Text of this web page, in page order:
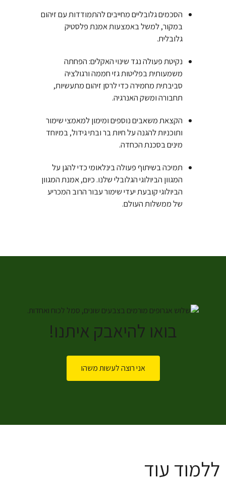
הסכמים גלובליים מחייבים להתמודדות עם זיהום
במקור, למשל באמצעות אמנת פלסטיק
גלובלית.
נקיטת פעולה נגד שינוי האקלים: הפחתה
משמעותית בפליטות גזי חממה ורגולציה
סביבתית מחמירה כדי לרסן זיהום מתעשיות,
תחבורה ומשק האנרגיה.
הקצאת משאבים נוספים ומימון למאמצי שימור
ותוכניות להגנה על חיות בר ובתי גידול, במיוחד
מינים בסכנת הכחדה.
תמיכה בשיתוף פעולה בינלאומי כדי להגן על
המגוון הביולוגי הגלובלי שלנו. כיום, אמנת המגוון
הביולוגי קובעת יעדי שימור עבור הרוב המכריע
של ממשלות העולם.
בואו להיאבק איתנו!
אני רוצה לעשות משהו
ללמוד עוד